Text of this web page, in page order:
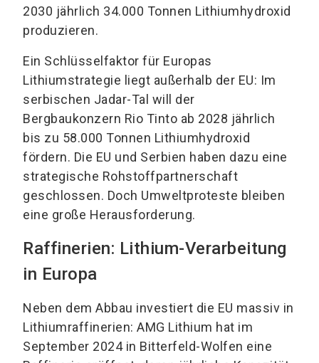
2030 jährlich 34.000 Tonnen Lithiumhydroxid
produzieren.
Ein Schlüsselfaktor für Europas
Lithiumstrategie liegt außerhalb der EU: Im
serbischen Jadar-Tal will der
Bergbaukonzern Rio Tinto ab 2028 jährlich
bis zu 58.000 Tonnen Lithiumhydroxid
fördern. Die EU und Serbien haben dazu eine
strategische Rohstoffpartnerschaft
geschlossen. Doch Umweltproteste bleiben
eine große Herausforderung.
Raffinerien: Lithium-Verarbeitung
in Europa
Neben dem Abbau investiert die EU massiv in
Lithiumraffinerien: AMG Lithium hat im
September 2024 in Bitterfeld-Wolfen eine